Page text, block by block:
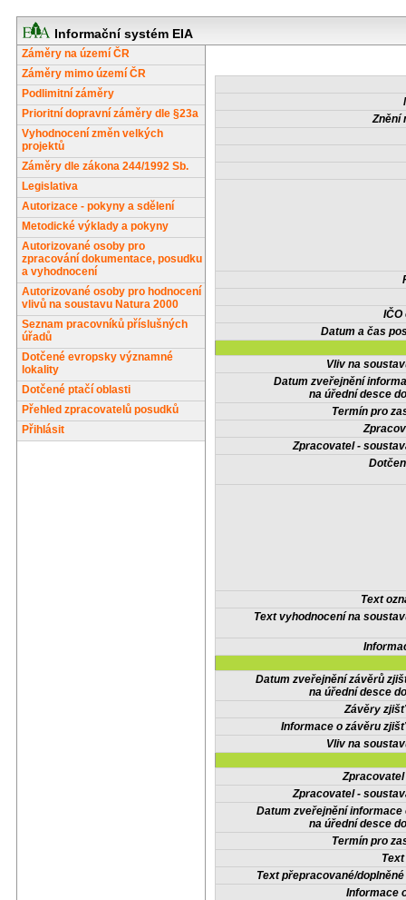
Informační systém EIA
Záměry na území ČR
Záměry mimo území ČR
Podlimitní záměry
Prioritní dopravní záměry dle §23a
Vyhodnocení změn velkých
projektů
Záměry dle zákona 244/1992 Sb.
Legislativa
Autorizace - pokyny a sdělení
Metodické výklady a pokyny
Autorizované osoby pro
zpracování dokumentace, posudku
a vyhodnocení
Autorizované osoby pro hodnocení
vlivů na soustavu Natura 2000
Seznam pracovníků příslušných
úřadů
Dotčené evropsky významné
lokality
Dotčené ptačí oblasti
Přehled zpracovatelů posudků
Přihlásit
Znění
IČO
Datum a čas
Vliv na
Datum zveřejnění
na úřední desce
Termín pro
Zpracovatel -
Text
Text vyhodnocení na
Datum zveřejnění závěrů
na úřední desce
Závěry
Informace o závěru
Vliv na
Zpracovatel -
Datum zveřejnění informace
na úřední desce
Termín pro
Text přepracované/
Informace